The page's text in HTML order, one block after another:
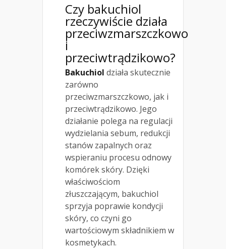
Czy bakuchiol
rzeczywiście działa
przeciwzmarszczkowo
i
przeciwtrądzikowo?
Bakuchiol działa skutecznie
zarówno
przeciwzmarszczkowo, jak i
przeciwtrądzikowo. Jego
działanie polega na regulacji
wydzielania sebum, redukcji
stanów zapalnych oraz
wspieraniu procesu odnowy
komórek skóry. Dzięki
właściwościom
złuszczającym, bakuchiol
sprzyja poprawie kondycji
skóry, co czyni go
wartościowym składnikiem w
kosmetykach.